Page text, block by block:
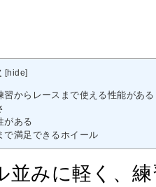
[hide]
からレースまで使える性能がある
がある
で満足できるホイール
並みに軽く、